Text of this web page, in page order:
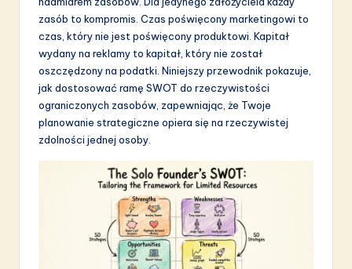
&
S
o
zasób to kompromis. Czas poświęcony marketingowi to
czas, który nie jest poświęcony produktowi. Kapitał
wydany na reklamy to kapitał, który nie został
oszczędzony na podatki. Niniejszy przewodnik pokazuje,
jak dostosować ramę SWOT do rzeczywistości
ograniczonych zasobów, zapewniając, że Twoje
planowanie strategiczne opiera się na rzeczywistej
zdolności jednej osoby.